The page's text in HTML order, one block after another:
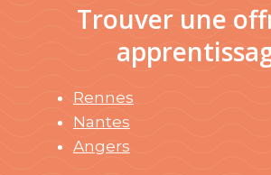
Trouver une
Rennes
Nantes
Angers